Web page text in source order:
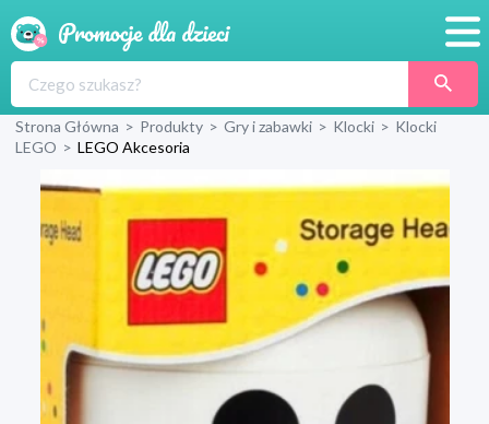
Produkty
Sklepy
Wyprawka
Strona Główna > Produkty > Gry i zabawki > Klocki > Klocki
LEGO > LEGO Akcesoria